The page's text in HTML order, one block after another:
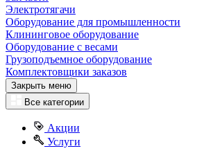
Электротягачи
Оборудование для промышленности
Клининговое оборудование
Оборудование с весами
Грузоподъемное оборудование
Комплектовщики заказов
Закрыть меню
Все категории
Акции
Услуги